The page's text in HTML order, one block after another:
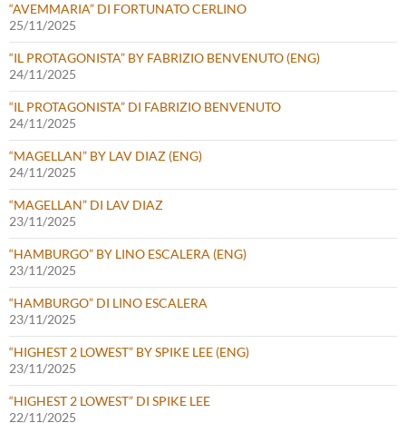
“AVEMMARIA” DI FORTUNATO CERLINO
25/11/2025
“IL PROTAGONISTA” BY FABRIZIO BENVENUTO (ENG)
24/11/2025
“IL PROTAGONISTA” DI FABRIZIO BENVENUTO
24/11/2025
“MAGELLAN” BY LAV DIAZ (ENG)
24/11/2025
“MAGELLAN” DI LAV DIAZ
23/11/2025
“HAMBURGO” BY LINO ESCALERA (ENG)
23/11/2025
“HAMBURGO” DI LINO ESCALERA
23/11/2025
“HIGHEST 2 LOWEST” BY SPIKE LEE (ENG)
23/11/2025
“HIGHEST 2 LOWEST” DI SPIKE LEE
22/11/2025